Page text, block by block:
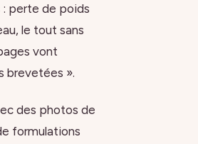
: perte de poids
le tout sans
vont
brevetées ».
des photos de
formulations